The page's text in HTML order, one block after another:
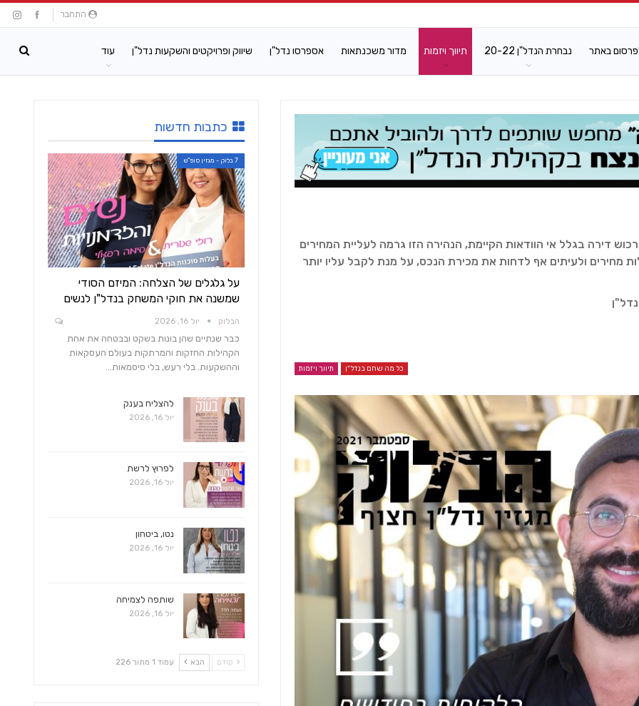
התחבר
באתר נבחרת הנדל"ן 20-22 תיווך ויזמות מדור משכנתאות אספרסו נדל"ן שיווק ופרויקטים והשקעות נדל"ן עוד
דירה בגלל אי הוודאות הקיימת, הנהירה הזו גרמה לעליית המחירים
מחירים ולעיתים אף לדחות את מכירת הנכס, על מנת לקבל עליו יותר
כל מה שחם בנדל"ן תיווך ויזמות
כתבות חדשות
7 בלוק - מגזין סופ"ש
על גלגלים של הצלחה: המיזם הסודי
שמשנה את חוקי המשחק בנדל"ן לנשים
הבלוק יול 16, 2026
כבר שנתיים שהן בונות בשקט ובבטחה את אחת
הקהילות החזקות והמרתקות בעולם העסקאות
וההשקעות. בלי רעש, בלי סיסמאות…
להצליח בענק
יול 16, 2026
לפרוץ לרשת
יול 16, 2026
נטו, ביטחון
יול 16, 2026
שותפה לצמיחה
יול 16, 2026
קודם הבא עמוד 1 מתוך 226